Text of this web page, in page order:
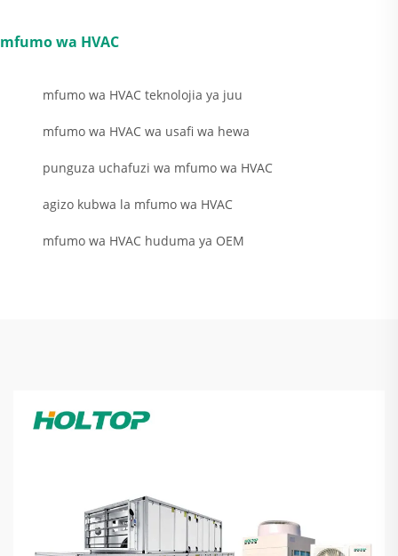
mfumo wa HVAC
mfumo wa HVAC teknolojia ya juu
mfumo wa HVAC wa usafi wa hewa
punguza uchafuzi wa mfumo wa HVAC
agizo kubwa la mfumo wa HVAC
mfumo wa HVAC huduma ya OEM